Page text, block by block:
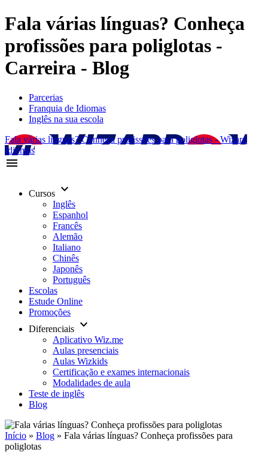
Fala várias línguas? Conheça
profissões para poliglotas -
Carreira - Blog
Parcerias
Franquia de Idiomas
Inglês na sua escola
Fala várias línguas? Conheça profissões para poliglotas - Wizard
Idiomas
menu
Cursos keyboard_arrow_down
Inglês
Espanhol
Francês
Alemão
Italiano
Chinês
Japonês
Português
Escolas
Estude Online
Promoções
Diferenciais keyboard_arrow_down
Aplicativo Wiz.me
Aulas presenciais
Aulas Wizkids
Certificação e exames internacionais
Modalidades de aula
Teste de inglês
Blog
Início » Blog » Fala várias línguas? Conheça profissões para
poliglotas